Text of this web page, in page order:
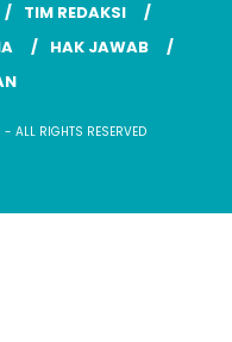
TIM REDAKSI
HAK JAWAB
ALL RIGHTS RESERVED